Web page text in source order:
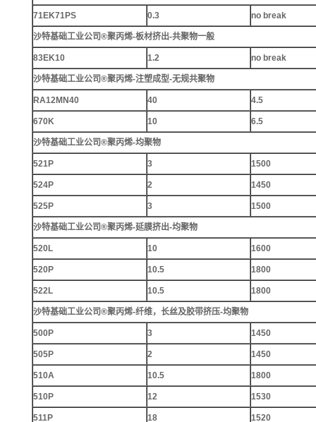
71EK71PS 0.3 no break
沙特基础工业公司®聚丙烯-板材挤出-共聚物一般
83EK10 1.2 no break
沙特基础工业公司®聚丙烯-注塑成型-无规共聚物
RA12MN40 40 4.5
670K 10 6.5
沙特基础工业公司®聚丙烯-均聚物
521P 3 1500
524P 2 1450
525P 3 1500
沙特基础工业公司®聚丙烯-延膜挤出-均聚物
520L 10 1600
520P 10.5 1800
522L 10.5 1800
沙特基础工业公司®聚丙烯-纤维，长丝及胶带挤压-均聚物
500P 3 1450
505P 2 1450
510A 10.5 1800
510P 12 1530
511P 18 1520